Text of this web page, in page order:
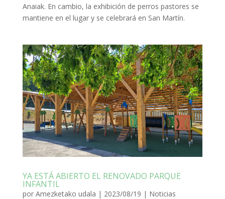
Anaiak. En cambio, la exhibición de perros pastores se
mantiene en el lugar y se celebrará en San Martín.
YA ESTÁ ABIERTO EL RENOVADO PARQUE
INFANTIL
por Amezketako udala | 2023/08/19 | Noticias